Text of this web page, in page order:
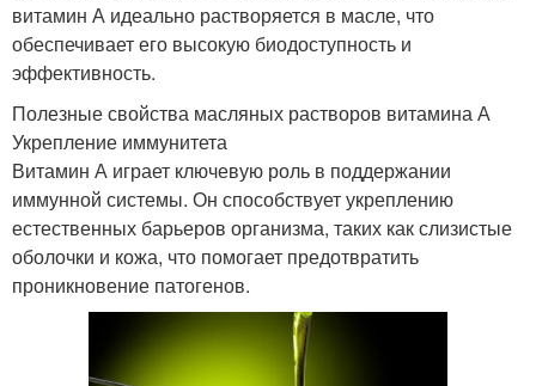
витамин А идеально растворяется в масле, что
обеспечивает его высокую биодоступность и
эффективность.
Полезные свойства масляных растворов витамина А
Укрепление иммунитета
Витамин А играет ключевую роль в поддержании
иммунной системы. Он способствует укреплению
естественных барьеров организма, таких как слизистые
оболочки и кожа, что помогает предотвратить
проникновение патогенов.